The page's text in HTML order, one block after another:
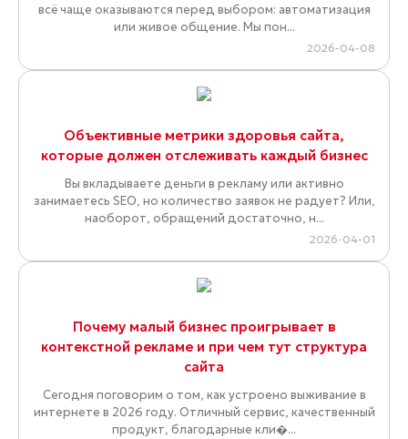
всё чаще оказываются перед выбором: автоматизация
или живое общение. Мы пон...
2026-04-08
Объективные метрики здоровья сайта,
которые должен отслеживать каждый бизнес
Вы вкладываете деньги в рекламу или активно
занимаетесь SEO, но количество заявок не радует? Или,
наоборот, обращений достаточно, н...
2026-04-01
Почему малый бизнес проигрывает в
контекстной рекламе и при чем тут структура
сайта
Сегодня поговорим о том, как устроено выживание в
интернете в 2026 году. Отличный сервис, качественный
продукт, благодарные кли�...